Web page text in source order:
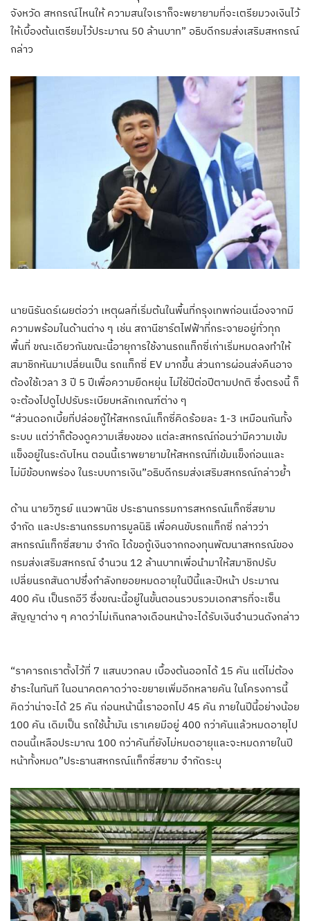
จังหวัด สหกรณ์ไหนให้ ความสนใจเราก็จะพยายามที่จะเตรียมวงเงินไว้
ให้เบื้องต้นเตรียมไว้ประมาณ 50 ล้านบาท” อธิบดีกรมส่งเสริมสหกรณ์
กล่าว
นายนิรันดร์เผยต่อว่า เหตุผลที่เริ่มต้นในพื้นที่กรุงเทพก่อนเนื่องจากมี
ความพร้อมในด้านต่าง ๆ เช่น สถานีชาร์ตไฟฟ้าที่กระจายอยู่ทั่วทุก
พื้นที่ ขณะเดียวกันขณะนี้อายุการใช้งานรถแท็กซี่เก่าเริ่มหมดลงทำให้
สมาชิกหันมาเปลี่ยนเป็น รถแท็กซี่ EV มากขึ้น ส่วนการผ่อนส่งคืนอาจ
ต้องใช้เวลา 3 ปี 5 ปีเพื่อความยืดหยุ่น ไม่ใช่ปีต่อปีตามปกติ ซึ่งตรงนี้ ก็
จะต้องไปดูไปปรับระเบียบหลักเกณฑ์ต่าง ๆ
“ส่วนดอกเบี้ยที่ปล่อยกู้ให้สหกรณ์แท็กซี่คิดร้อยละ 1-3 เหมือนกันทั้ง
ระบบ แต่ว่าก็ต้องดูความเสี่ยงของ แต่ละสหกรณ์ก่อนว่ามีความเข้ม
แข็งอยู่ในระดับไหน ตอนนี้เราพยายามให้สหกรณ์ที่เข้มแข็งก่อนและ
ไม่มีข้อบกพร่อง ในระบบการเงิน”อธิบดีกรมส่งเสริมสหกรณ์กล่าวย้ำ
ด้าน นายวิฑูรย์ แนวพานิช ประธานกรรมการสหกรณ์แท็กซี่สยาม
จำกัด และประธานกรรมการมูลนิธิ เพื่อคนขับรถแท็กซี่ กล่าวว่า
สหกรณ์แท็กซี่สยาม จำกัด ได้ขอกู้เงินจากกองทุนพัฒนาสหกรณ์ของ
กรมส่งเสริมสหกรณ์ จำนวน 12 ล้านบาทเพื่อนำมาให้สมาชิกปรับ
เปลี่ยนรถสันดาปซึ่งกำลังทยอยหมดอายุในปีนี้และปีหน้า ประมาณ
400 คัน เป็นรถอีวี ซึ่งขณะนี้อยู่ในขั้นตอนรวบรวมเอกสารที่จะเซ็น
สัญญาต่าง ๆ คาดว่าไม่เกินกลางเดือนหน้าจะได้รับเงินจำนวนดังกล่าว
“ราคารถเราตั้งไว้ที่ 7 แสนบวกลบ เบื้องต้นออกได้ 15 คัน แต่ไม่ต้อง
ชำระในทันที ในอนาคตคาดว่าจะขยายเพิ่มอีกหลายคัน ในโครงการนี้
คิดว่าน่าจะได้ 25 คัน ก่อนหน้านี้เราออกไป 45 คัน ภายในปีนี้อย่างน้อย
100 คัน เดิมเป็น รถใช้น้ำมัน เราเคยมีอยู่ 400 กว่าคันแล้วหมดอายุไป
ตอนนี้เหลือประมาณ 100 กว่าคันที่ยังไม่หมดอายุและจะหมดภายในปี
หน้าทั้งหมด”ประธานสหกรณ์แท็กซี่สยาม จำกัดระบุ